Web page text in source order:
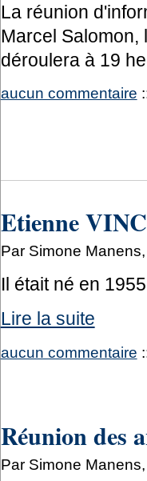
La réunion
Marcel Salomon,
déroulera à 19
aucun commentaire
Etienne
Par Simone
Il était né en 1955
Lire la suite
aucun commentaire
Réunion des
Par Simone